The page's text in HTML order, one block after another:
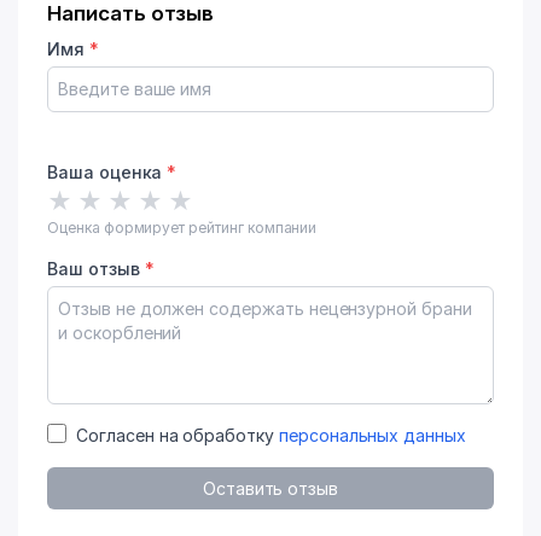
Написать отзыв
Имя *
Ваша оценка *
★ ★ ★ ★ ★
Оценка формирует рейтинг компании
Ваш отзыв *
Согласен на обработку персональных данных
Оставить отзыв